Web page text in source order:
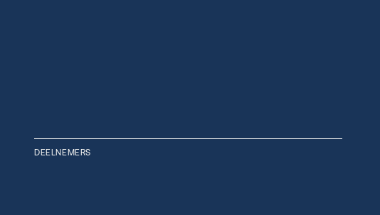
DEELNEMERS